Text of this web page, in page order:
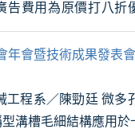
告費用為原價打八
訂，藉此...
年會暨技術成果發表
溝槽毛細結構應用